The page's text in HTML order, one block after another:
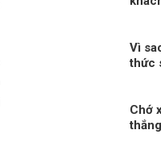
Vì
thức
Chớ